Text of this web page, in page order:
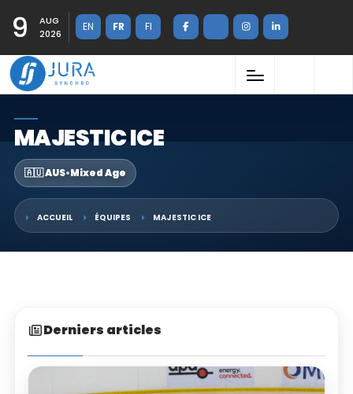
9
AUG
2026
EN FR FI
MAJESTIC ICE
🇦🇺 AUS•Mixed Age
ACCUEIL ÉQUIPES MAJESTIC ICE
Derniers articles